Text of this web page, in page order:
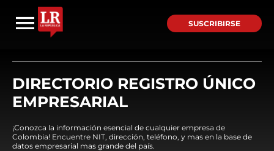
SUSCRIBIRSE
DIRECTORIO REGISTRO ÚNICO
EMPRESARIAL
¡Conozca la información esencial de cualquier empresa de
Colombia! Encuentre NIT, dirección, teléfono, y mas en la base de
datos empresarial mas grande del país.